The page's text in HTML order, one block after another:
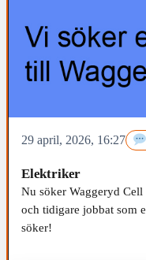
29 april, 2026, 16:27
Elektriker
Nu söker Waggeryd
och tidigare jobbat som
söker!